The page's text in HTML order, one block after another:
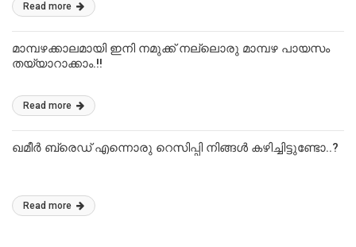
Read more
മാമ്പഴക്കാലമായി ഇനി നമുക്ക് നല്ലൊരു മാമ്പഴ പായസം
തയ്യാറാക്കാം.!!
Read more
ഖമീർ ബ്രെഡ് എന്നൊരു റെസിപ്പി നിങ്ങൾ കഴിച്ചിട്ടുണ്ടോ..?
Read more